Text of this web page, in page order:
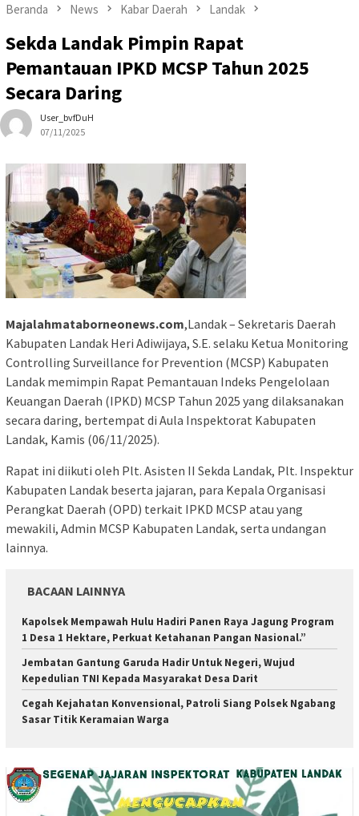
Beranda News Kabar Daerah Landak
Sekda Landak Pimpin Rapat
Pemantauan IPKD MCSP Tahun 2025
Secara Daring
User_bvfDuH
07/11/2025
Majalahmataborneonews.com,Landak – Sekretaris Daerah
Kabupaten Landak Heri Adiwijaya, S.E. selaku Ketua Monitoring
Controlling Surveillance for Prevention (MCSP) Kabupaten
Landak memimpin Rapat Pemantauan Indeks Pengelolaan
Keuangan Daerah (IPKD) MCSP Tahun 2025 yang dilaksanakan
secara daring, bertempat di Aula Inspektorat Kabupaten
Landak, Kamis (06/11/2025).
Rapat ini diikuti oleh Plt. Asisten II Sekda Landak, Plt. Inspektur
Kabupaten Landak beserta jajaran, para Kepala Organisasi
Perangkat Daerah (OPD) terkait IPKD MCSP atau yang
mewakili, Admin MCSP Kabupaten Landak, serta undangan
lainnya.
BACAAN LAINNYA
Kapolsek Mempawah Hulu Hadiri Panen Raya Jagung Program
1 Desa 1 Hektare, Perkuat Ketahanan Pangan Nasional.”
Jembatan Gantung Garuda Hadir Untuk Negeri, Wujud
Kepedulian TNI Kepada Masyarakat Desa Darit
Cegah Kejahatan Konvensional, Patroli Siang Polsek Ngabang
Sasar Titik Keramaian Warga